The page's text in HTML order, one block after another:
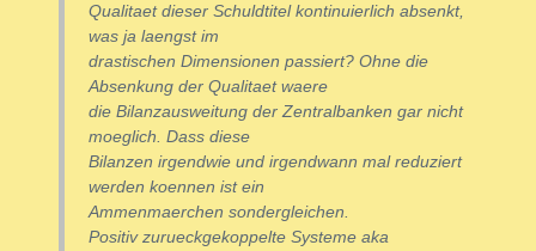
Qualitaet dieser Schuldtitel kontinuierlich absenkt,
was ja laengst im
drastischen Dimensionen passiert? Ohne die
Absenkung der Qualitaet waere
die Bilanzausweitung der Zentralbanken gar nicht
moeglich. Dass diese
Bilanzen irgendwie und irgendwann mal reduziert
werden koennen ist ein
Ammenmaerchen sondergleichen.
Positiv zurueckgekoppelte Systeme aka